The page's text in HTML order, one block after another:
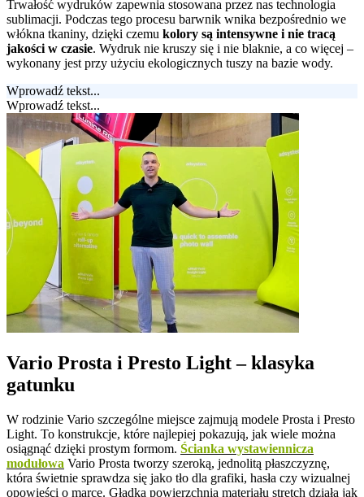
Trwałość wydruków zapewnia stosowana przez nas technologia
sublimacji. Podczas tego procesu barwnik wnika bezpośrednio we
włókna tkaniny, dzięki czemu kolory są intensywne i nie tracą
jakości w czasie. Wydruk nie kruszy się i nie blaknie, a co więcej –
wykonany jest przy użyciu ekologicznych tuszy na bazie wody.
Wprowadź tekst...
Wprowadź tekst...
Vario Prosta i Presto Light – klasyka
gatunku
W rodzinie Vario szczególne miejsce zajmują modele Prosta i Presto
Light. To konstrukcje, które najlepiej pokazują, jak wiele można
osiągnąć dzięki prostym formom. Ścianka wystawiennicza
modułowa Vario Prosta tworzy szeroką, jednolitą płaszczyznę,
która świetnie sprawdza się jako tło dla grafiki, hasła czy wizualnej
opowieści o marce. Gładka powierzchnia materiału stretch działa jak